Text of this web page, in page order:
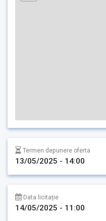
Termen depunere oferta
13/05/2025 - 14:00
Data licitație
14/05/2025 - 11:00